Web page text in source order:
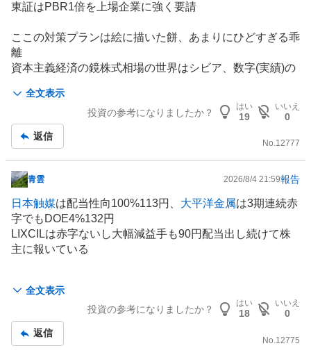
群、優位性を活かしていない 長くホールドしていた大阪
ボするなどの独創的発想がない ただ単に時流に流され損
失重ねているだけとしか見えません 今回の短信精読した
が業績不振の言い訳ばかり 自らの経営責任言及ゼロ
示
記
事
全文表示
東証はPBR1倍を上場企業に強く要請
ここの対策プランは絵に描いた餅、あまりにひどすぎる乖
離
資本主義経済の鏡株式相場の世界はシビア、数字(実績)の
経営能力才覚なきものは退場すべし
投資の参考になりましたか？
はい
19
いいえ
0
返信
No.12777
掲
示
板
記
事
青雲 2026/8/4 21:59報告
全文表示
日本触媒は配当性向100%113円、 大平洋金属は3期連続赤
字でもDOE4%132円
LIXCILは赤字ないし大幅減益手も90円配当出し続けて株
主に報いている
のでは?
株主還元が嫌なら、無理して上場せずにMBOかけたほう
が配当出さずに気楽に経営でけるんとちゃうか
投資の参考になりましたか？
はい
18
いいえ
0
返信
No. 12775